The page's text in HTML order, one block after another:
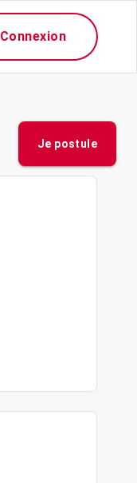
Connexion
Je postule